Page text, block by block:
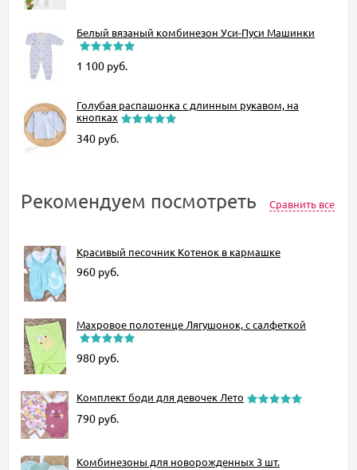
Белый вязаный комбинезон Уси-Пуси Машинки
1 100 руб.
Голубая распашонка с длинным рукавом, на
кнопках
340 руб.
Рекомендуем посмотреть Сравнить все
Красивый песочник Котенок в кармашке
960 руб.
Махровое полотенце Лягушонок, с салфеткой
980 руб.
Комплект боди для девочек Лето
790 руб.
Комбинезоны для новорожденных 3 шт.